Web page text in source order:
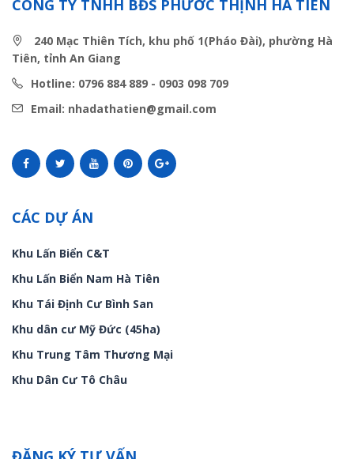
CÔNG TY TNHH BĐS PHƯỚC THỊNH HÀ TIÊN
240 Mạc Thiên Tích, khu phố 1(Pháo Đài), phường Hà
Tiên, tỉnh An Giang
Hotline: 0796 884 889 - 0903 098 709
Email: nhadathatien@gmail.com
CÁC DỰ ÁN
Khu Lấn Biển C&T
Khu Lấn Biển Nam Hà Tiên
Khu Tái Định Cư Bình San
Khu dân cư Mỹ Đức (45ha)
Khu Trung Tâm Thương Mại
Khu Dân Cư Tô Châu